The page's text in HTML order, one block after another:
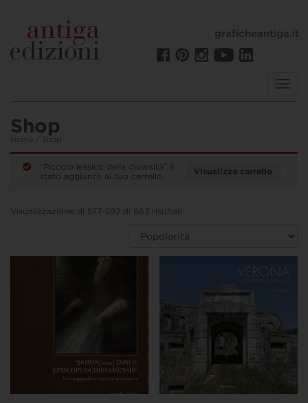
graficheantiga.it
Shop
Home / Shop
Visualizza carrello
“Piccolo lessico della diversità” è
stato aggiunto al tuo carrello.
Visualizzazione di 577-592 di 663 risultati